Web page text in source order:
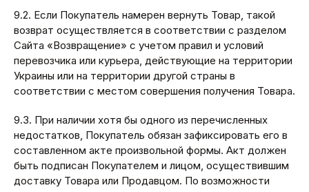
9.2. Если Покупатель намерен вернуть Товар, такой
возврат осуществляется в соответствии с разделом
Сайта «Возвращение» с учетом правил и условий
перевозчика или курьера, действующие на территории
Украины или на территории другой страны в
соответствии с местом совершения получения Товара.
9.3. При наличии хотя бы одного из перечисленных
недостатков, Покупатель обязан зафиксировать его в
составленном акте произвольной формы. Акт должен
быть подписан Покупателем и лицом, осуществившим
доставку Товара или Продавцом. По возможности